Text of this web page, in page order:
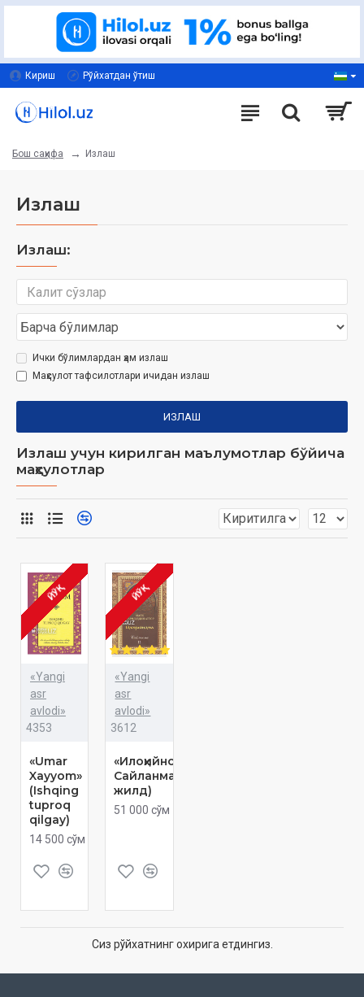
Кириш Рўйхатдан ўтиш
Бош саҳифа Излаш
Излаш
Излаш:
Ички бўлимлардан ҳам излаш
Маҳсулот тафсилотлари ичидан излаш
ИЗЛАШ
Излаш учун кирилган маълумотлар бўйича
маҳсулотлар
ЙЎҚ
«Yangi
asr
avlodi»
4353
«Umar
Xayyom»
(Ishqing
tuproq
qilgay)
14 500 сўм
ЙЎҚ
«Yangi
asr
avlodi»
3612
«Илоҳийнома»
Сайланма (2-
жилд)
51 000 сўм
Сиз рўйхатнинг охирига етдингиз.